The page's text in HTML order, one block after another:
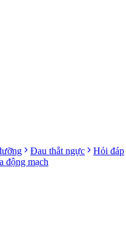
Đau thắt ngực Hỏi đáp
động mạch